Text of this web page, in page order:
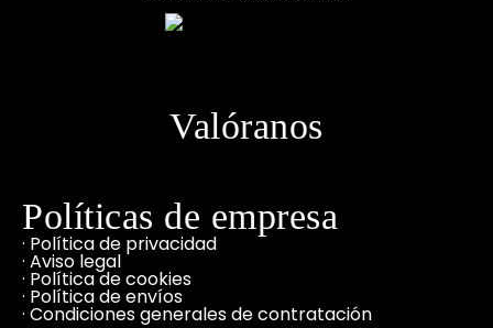
Valóranos
Políticas de empresa
· Política de privacidad
· Aviso legal
· Política de cookies
· Política de envíos
· Condiciones generales de contratación